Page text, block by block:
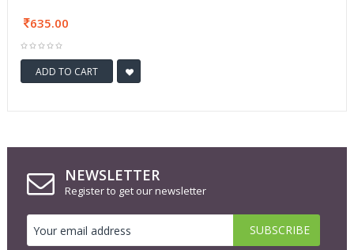
635.00
ADD TO CART
NEWSLETTER
Register to get our newsletter